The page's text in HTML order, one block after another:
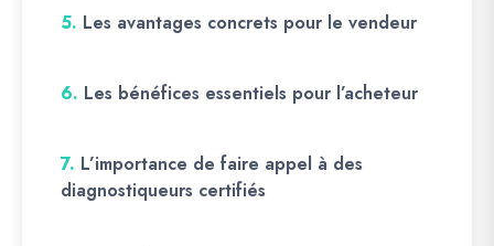
5. Les avantages concrets pour le vendeur
6. Les bénéfices essentiels pour l’acheteur
7. L’importance de faire appel à des
diagnostiqueurs certifiés